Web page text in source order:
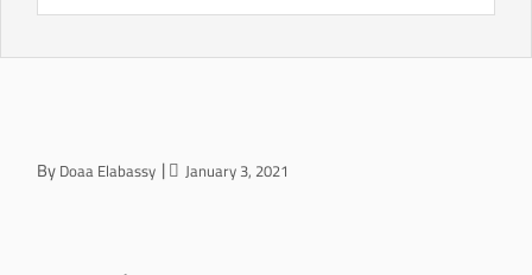
ByDoaa Elabassy January 3, 2021